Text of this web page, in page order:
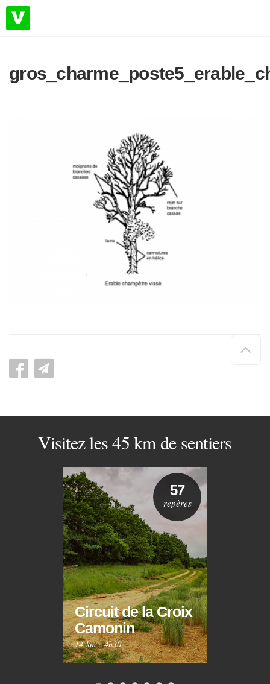
de
Visitez les 45 km de sentiers
Circuit de la Croix
Camonin
14 km·4h30
57
repères